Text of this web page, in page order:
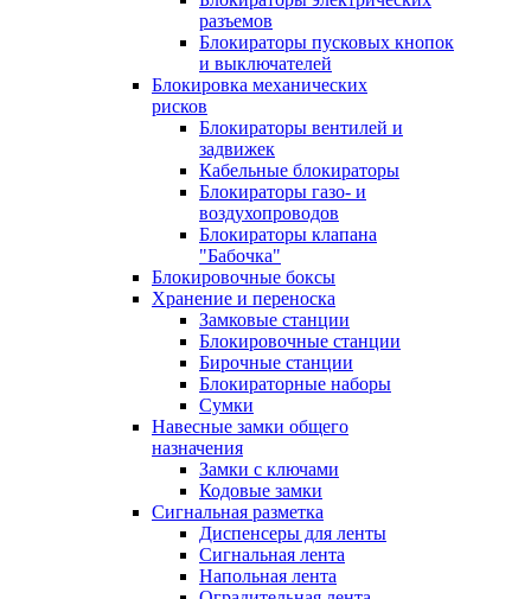
разъемов
Блокираторы пусковых кнопок
и выключателей
Блокировка механических
рисков
Блокираторы вентилей и
задвижек
Кабельные блокираторы
Блокираторы газо- и
воздухопроводов
Блокираторы клапана
"Бабочка"
Блокировочные боксы
Хранение и переноска
Замковые станции
Блокировочные станции
Бирочные станции
Блокираторные наборы
Сумки
Навесные замки общего
назначения
Замки с ключами
Кодовые замки
Сигнальная разметка
Диспенсеры для ленты
Сигнальная лента
Напольная лента